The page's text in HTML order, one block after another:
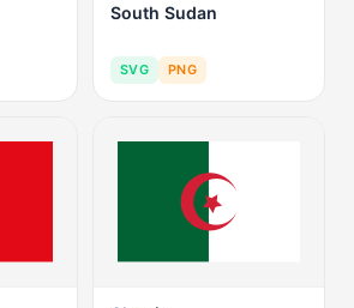
South Sudan
SVG PNG